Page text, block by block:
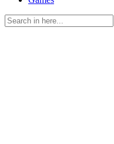
Search
for: